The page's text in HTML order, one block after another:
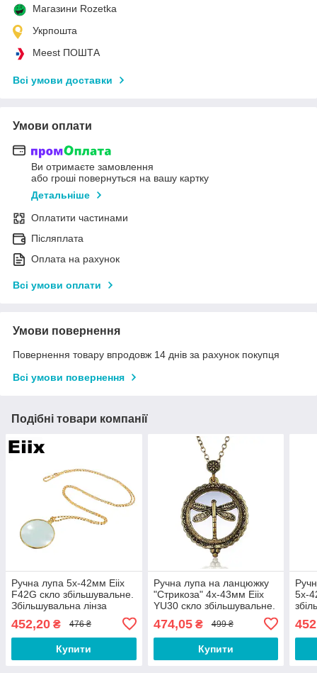
Магазини Rozetka
Укрпошта
Meest ПОШТА
Всі умови доставки
Умови оплати
Ви отримаєте замовлення
або гроші повернуться на вашу картку
Детальніше
Оплатити частинами
Післяплата
Оплата на рахунок
Всі умови оплати
Умови повернення
Повернення товару впродовж 14 днів за рахунок покупця
Всі умови повернення
Подібні товари компанії
Ручна лупа 5x-42мм Eiix
F42G скло збільшувальне.
Збільшувальна лінза
452,20 ₴ 476 ₴
Купити
Ручна лупа на ланцюжку
"Стрикоза" 4x-43мм Eiix
YU30 скло збільшувальне.
474,05₴ 499 ₴
Купити
5x-